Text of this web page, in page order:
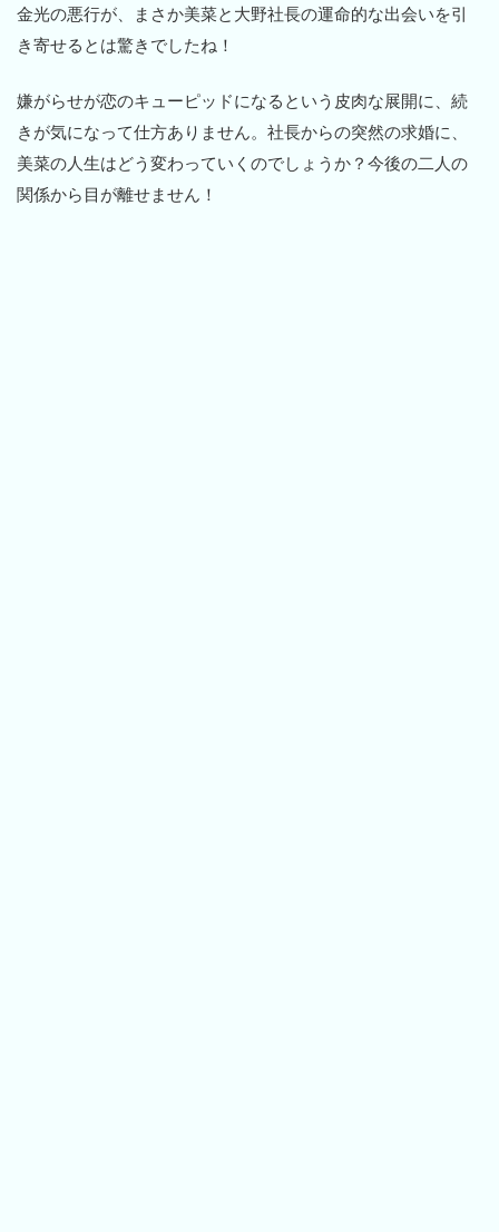
金光の悪行が、まさか美菜と大野社長の運命的な出会いを引
き寄せるとは驚きでしたね！
嫌がらせが恋のキューピッドになるという皮肉な展開に、続
きが気になって仕方ありません。社長からの突然の求婚に、
美菜の人生はどう変わっていくのでしょうか？今後の二人の
関係から目が離せません！